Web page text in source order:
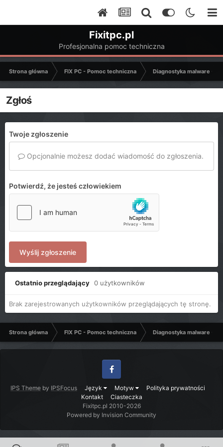
Fixitpc.pl
Profesjonalna pomoc techniczna
Strona główna FIX PC - Pomoc techniczna Diagnostyka malware -
Zgłoś
Twoje zgłoszenie
Opcjonalnie możesz dodać wiadomość do zgłoszenia.
Potwierdź, że jesteś człowiekiem
Wyślij zgłoszenie
Ostatnio przeglądający 0 użytkowników
Brak zarejestrowanych użytkowników przeglądających tę stronę.
Strona główna FIX PC - Pomoc techniczna Diagnostyka malware -
IPS Theme by IPSFocus Język Motyw
Polityka prywatności
Kontakt
Ciasteczka
Facebook
Fixitpc.pl 2010-2026
Powered by Invision Community